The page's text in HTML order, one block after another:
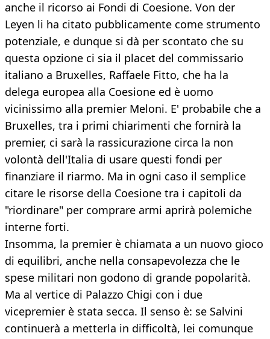
anche il ricorso ai Fondi di Coesione. Von der
Leyen li ha citato pubblicamente come strumento
potenziale, e dunque si dà per scontato che su
questa opzione ci sia il placet del commissario
italiano a Bruxelles, Raffaele Fitto, che ha la
delega europea alla Coesione ed è uomo
vicinissimo alla premier Meloni. E' probabile che a
Bruxelles, tra i primi chiarimenti che fornirà la
premier, ci sarà la rassicurazione circa la non
volontà dell'Italia di usare questi fondi per
finanziare il riarmo. Ma in ogni caso il semplice
citare le risorse della Coesione tra i capitoli da
"riordinare" per comprare armi aprirà polemiche
interne forti.
Insomma, la premier è chiamata a un nuovo gioco
di equilibri, anche nella consapevolezza che le
spese militari non godono di grande popolarità.
Ma al vertice di Palazzo Chigi con i due
vicepremier è stata secca. Il senso è: se Salvini
continuerà a metterla in difficoltà, lei comunque